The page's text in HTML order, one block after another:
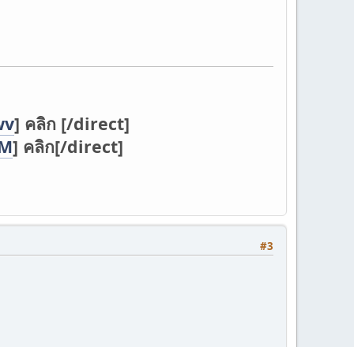
] คลิก [/direct]
] คลิก[/direct]
#3